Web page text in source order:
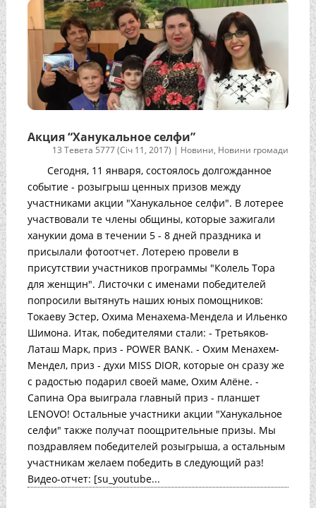
Акция “Ханукальное селфи”
13 Тевета 5777 (Січ 11, 2017) | Новини, Новини громади
Сегодня, 11 января, состоялось долгожданное
событие - розыгрыш ценных призов между
участниками акции "Ханукальное селфи". В лотерее
участвовали те члены общины, которые зажигали
ханукии дома в течении 5 - 8 дней праздника и
присылали фотоотчет. Лотерею провели в
присутствии участников программы "Колель Тора
для женщин". Листочки с именами победителей
попросили вытянуть наших юных помощников:
Токаеву Эстер, Охима Менахема-Мендела и Ильенко
Шимона. Итак, победителями стали: - Третьяков-
Латаш Марк, приз - POWER BANK. - Охим Менахем-
Мендел, приз - духи MISS DIOR, которые он сразу же
с радостью подарил своей маме, Охим Алёне. -
Сапина Ора выиграла главный приз - планшет
LENOVO! Остальные участники акции "Ханукальное
селфи" также получат поощрительные призы. Мы
поздравляем победителей розыгрыша, а остальным
участникам желаем победить в следующий раз!
Видео-отчет: [su_youtube...